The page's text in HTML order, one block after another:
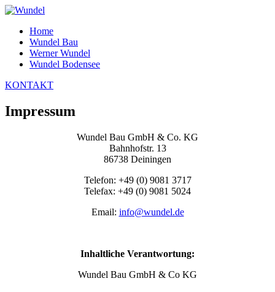
Home
Wundel Bau
Werner Wundel
Wundel Bodensee
KONTAKT
Impressum
Wundel Bau GmbH & Co. KG
Bahnhofstr. 13
86738 Deiningen
Telefon: +49 (0) 9081 3717
Telefax: +49 (0) 9081 5024
Email: info@wundel.de
Inhaltliche Verantwortung:
Wundel Bau GmbH & Co KG